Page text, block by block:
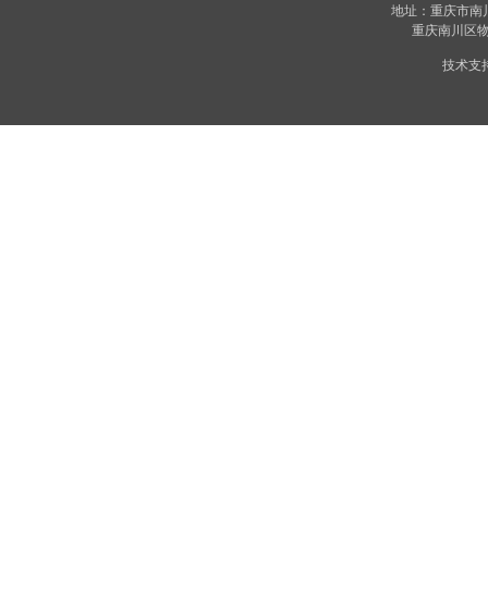
地址：重庆市南
重庆南川区
技术支